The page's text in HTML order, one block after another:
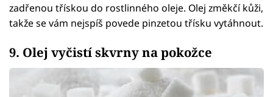
zadřenou třískou do rostlinného oleje. Olej změkčí kůži,
takže se vám nejspíš povede pinzetou třísku vytáhnout.
9. Olej vyčistí skvrny na pokožce